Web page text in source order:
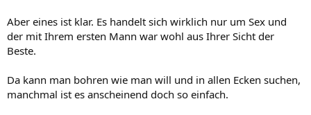
Aber eines ist klar. Es handelt sich wirklich nur um Sex und
der mit Ihrem ersten Mann war wohl aus Ihrer Sicht der
Beste.
Da kann man bohren wie man will und in allen Ecken suchen,
manchmal ist es anscheinend doch so einfach.